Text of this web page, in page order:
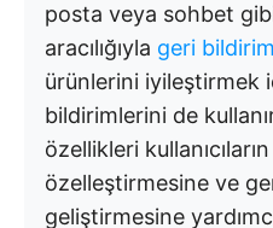
posta veya sohbet
aracılığıyla geri
ürünlerini iyileştirmek
bildirimlerini de
özellikleri
özelleştirmesine ve
geliştirmesine